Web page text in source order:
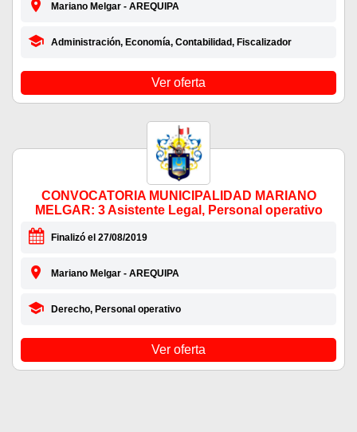
Mariano Melgar - AREQUIPA
Administración, Economía, Contabilidad, Fiscalizador
Ver oferta
CONVOCATORIA MUNICIPALIDAD MARIANO
MELGAR: 3 Asistente Legal, Personal operativo
Finalizó el 27/08/2019
Mariano Melgar - AREQUIPA
Derecho, Personal operativo
Ver oferta